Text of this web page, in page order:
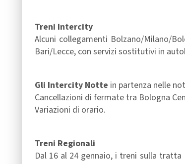
Treni Intercity
Alcuni collegamenti Bolzano/Milano/
Bari/Lecce, con servizi sostitutivi in
Gli Intercity Notte in partenza nelle
Cancellazioni di fermate tra Bologna
Variazioni di orario.
Treni Regionali
Dal 16 al 24 gennaio, i treni sulla tratta